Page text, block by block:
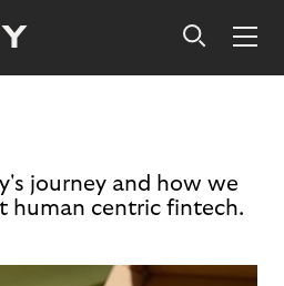
journey and how we
human centric fintech.